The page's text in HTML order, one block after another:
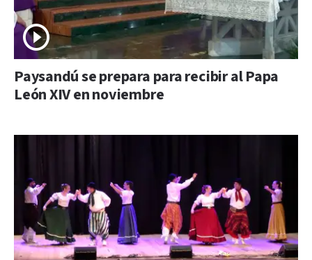
Paysandú se prepara para recibir al Papa
León XIV en noviembre